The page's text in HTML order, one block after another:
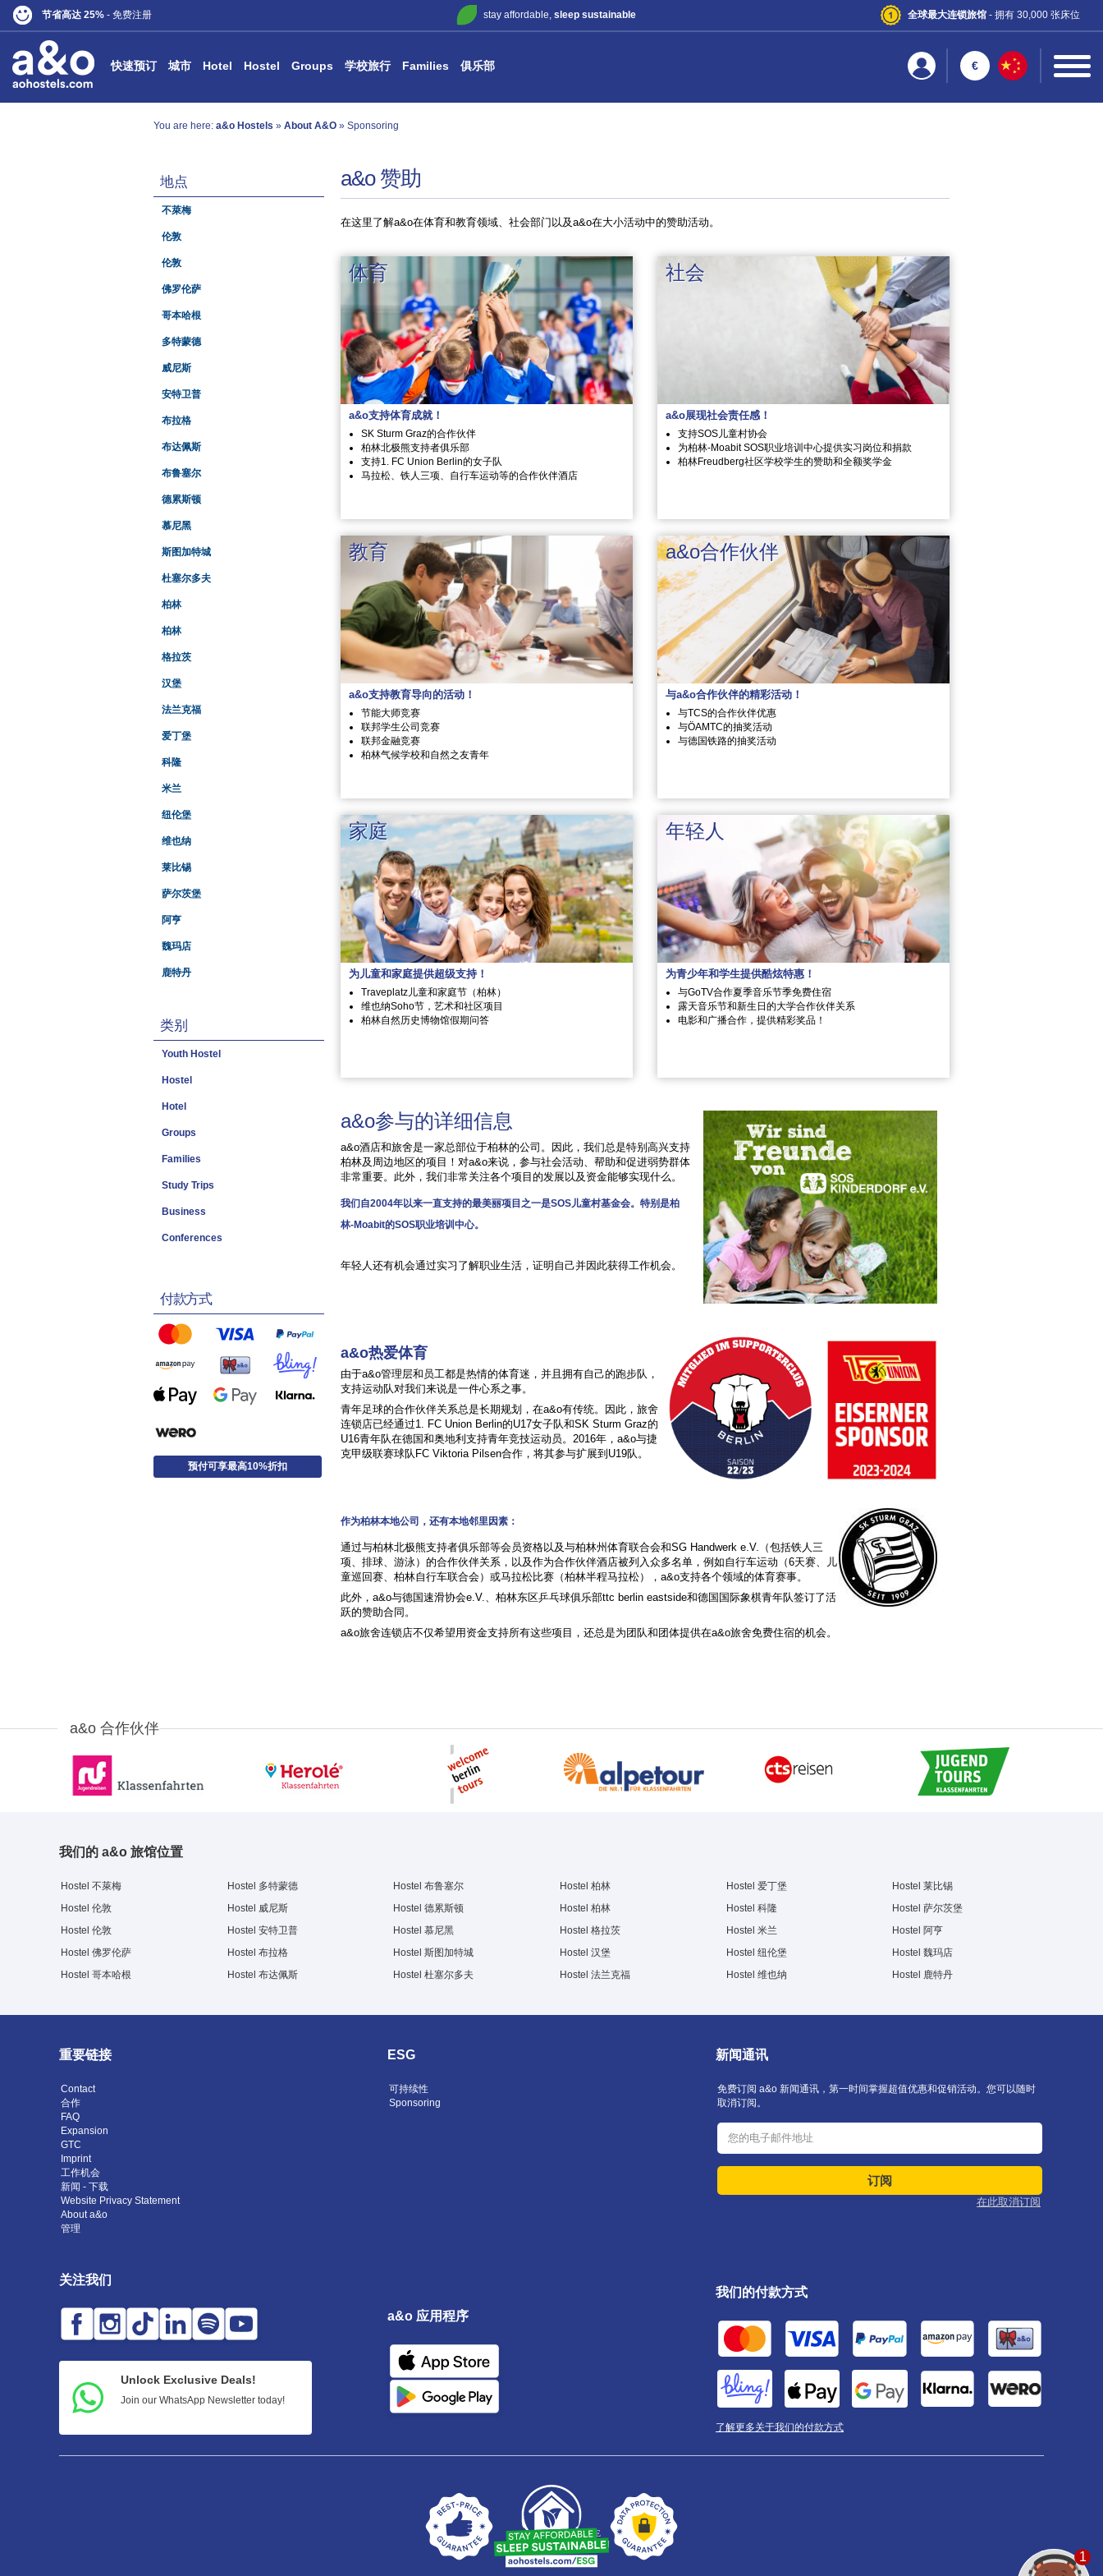
节省高达 25% - 免费注册 stay affordable, sleep sustainable 全球最大连锁旅馆- 拥有 30,000 张床位
快速预订 城市 Hotel Hostel Groups 学校旅行 Families 俱乐部 €
You are here: a&o Hostels » About A&O » Sponsoring
地点
不萊梅
伦敦
伦敦
佛罗伦萨
哥本哈根
多特蒙德
威尼斯
安特卫普
布拉格
布达佩斯
布鲁塞尔
德累斯顿
慕尼黑
斯图加特城
杜塞尔多夫
柏林
柏林
格拉茨
汉堡
法兰克福
爱丁堡
科隆
米兰
纽伦堡
维也纳
莱比锡
萨尔茨堡
阿亨
魏玛店
鹿特丹
类别
Youth Hostel
Hostel
Hotel
Groups
Families
Study Trips
Business
Conferences
付款方式
预付可享最高10%折扣
a&o 赞助
在这里了解a&o在体育和教育领域、社会部门以及a&o在大小活动中的赞助活动。
体育
a&o支持体育成就！
SK Sturm Graz的合作伙伴
柏林北极熊支持者俱乐部
支持1. FC Union Berlin的女子队
马拉松、铁人三项、自行车运动等的合作伙伴酒店
社会
a&o展现社会责任感！
支持SOS儿童村协会
为柏林-Moabit SOS职业培训中心提供实习岗位和捐款
柏林Freudberg社区学校学生的赞助和全额奖学金
教育
a&o支持教育导向的活动！
节能大师竞赛
联邦学生公司竞赛
联邦金融竞赛
柏林气候学校和自然之友青年
a&o合作伙伴
与a&o合作伙伴的精彩活动！
与TCS的合作伙伴优惠
与ÖAMTC的抽奖活动
与德国铁路的抽奖活动
家庭
为儿童和家庭提供超级支持！
Traveplatz儿童和家庭节（柏林）
维也纳Soho节，艺术和社区项目
柏林自然历史博物馆假期问答
年轻人
为青少年和学生提供酷炫特惠！
与GoTV合作夏季音乐节季免费住宿
露天音乐节和新生日的大学合作伙伴关系
电影和广播合作，提供精彩奖品！
a&o参与的详细信息
a&o酒店和旅舍是一家总部位于柏林的公司。因此，我们总是特别高兴支持
柏林及周边地区的项目！对a&o来说，参与社会活动、帮助和促进弱势群体
非常重要。此外，我们非常关注各个项目的发展以及资金能够实现什么。
我们自2004年以来一直支持的最美丽项目之一是SOS儿童村基金会。特别是柏
林-Moabit的SOS职业培训中心。
年轻人还有机会通过实习了解职业生活，证明自己并因此获得工作机会。
a&o热爱体育
由于a&o管理层和员工都是热情的体育迷，并且拥有自己的跑步队，
支持运动队对我们来说是一件心系之事。
青年足球的合作伙伴关系总是长期规划，在a&o有传统。因此，旅舍
连锁店已经通过1. FC Union Berlin的U17女子队和SK Sturm Graz的
U16青年队在德国和奥地利支持青年竞技运动员。2016年，a&o与捷
克甲级联赛球队FC Viktoria Pilsen合作，将其参与扩展到U19队。
作为柏林本地公司，还有本地邻里因素：
通过与柏林北极熊支持者俱乐部等会员资格以及与柏林州体育联合会和SG Handwerk e.V.（包括铁人三
项、排球、游泳）的合作伙伴关系，以及作为合作伙伴酒店被列入众多名单，例如自行车运动（6天赛、儿
童巡回赛、柏林自行车联合会）或马拉松比赛（柏林半程马拉松），a&o支持各个领域的体育赛事。
此外，a&o与德国速滑协会e.V.、柏林东区乒乓球俱乐部ttc berlin eastside和德国国际象棋青年队签订了活
跃的赞助合同。
a&o旅舍连锁店不仅希望用资金支持所有这些项目，还总是为团队和团体提供在a&o旅舍免费住宿的机会。
a&o 合作伙伴
我们的 a&o 旅馆位置
Hostel 不萊梅
Hostel 伦敦
Hostel 伦敦
Hostel 佛罗伦萨
Hostel 哥本哈根
Hostel 多特蒙德
Hostel 威尼斯
Hostel 安特卫普
Hostel 布拉格
Hostel 布达佩斯
Hostel 布鲁塞尔
Hostel 德累斯顿
Hostel 慕尼黑
Hostel 斯图加特城
Hostel 杜塞尔多夫
Hostel 柏林
Hostel 柏林
Hostel 格拉茨
Hostel 汉堡
Hostel 法兰克福
Hostel 爱丁堡
Hostel 科隆
Hostel 米兰
Hostel 纽伦堡
Hostel 维也纳
Hostel 莱比锡
Hostel 萨尔茨堡
Hostel 阿亨
Hostel 魏玛店
Hostel 鹿特丹
重要链接
Contact
合作
FAQ
Expansion
GTC
Imprint
工作机会
新闻 - 下载
Website Privacy Statement
About a&o
管理
ESG
可持续性
Sponsoring
新闻通讯
免费订阅 a&o 新闻通讯，第一时间掌握超值优惠和促销活动。您可以随时
取消订阅。
订阅
在此取消订阅
关注我们
Unlock Exclusive Deals!
Join our WhatsApp Newsletter today!
a&o 应用程序
我们的付款方式
了解更多关于我们的付款方式
1